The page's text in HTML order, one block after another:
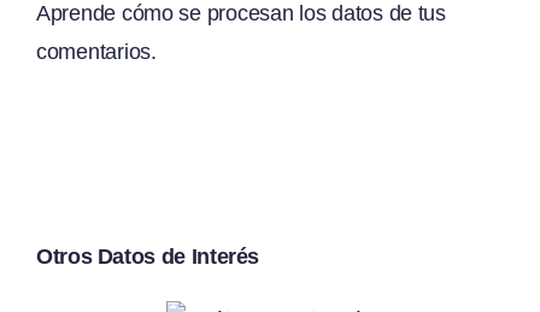
Aprende cómo se procesan los datos de tus
comentarios.
Otros Datos de Interés